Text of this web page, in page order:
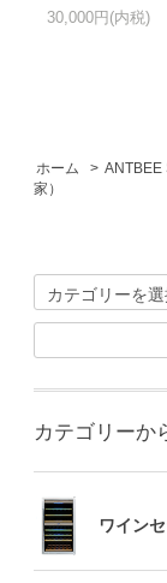
30,000円(内税)
ホーム > ANTBEE
家）
カテゴリーか
ワイン